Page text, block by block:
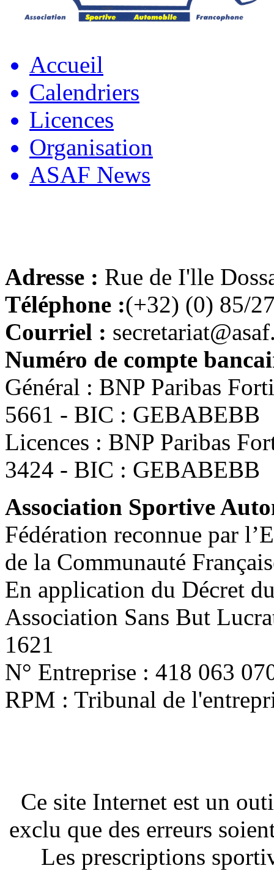
Accueil
Calendriers
Licences
Organisation
ASAF News
Adresse : Rue de I'lle
Téléphone :(+32) (0) 85/
Courriel :
Numéro de compte
Général : BNP Paribas
5661 - BIC : GEBABEBB
Licences : BNP Paribas
3424 - BIC : GEBABEBB
Association Sportive
Fédération reconnue par
de la Communauté
En application du Décret
Association Sans But
1621
N° Entreprise : 418 063
RPM : Tribunal de
Ce site Internet est un
exclu que des erreurs
Les prescriptions